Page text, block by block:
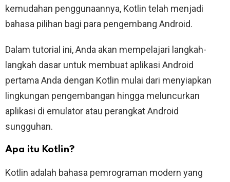
kemudahan penggunaannya, Kotlin telah menjadi
bahasa pilihan bagi para pengembang Android.
Dalam tutorial ini, Anda akan mempelajari langkah-
langkah dasar untuk membuat aplikasi Android
pertama Anda dengan Kotlin mulai dari menyiapkan
lingkungan pengembangan hingga meluncurkan
aplikasi di emulator atau perangkat Android
sungguhan.
Apa itu Kotlin?
Kotlin adalah bahasa pemrograman modern yang